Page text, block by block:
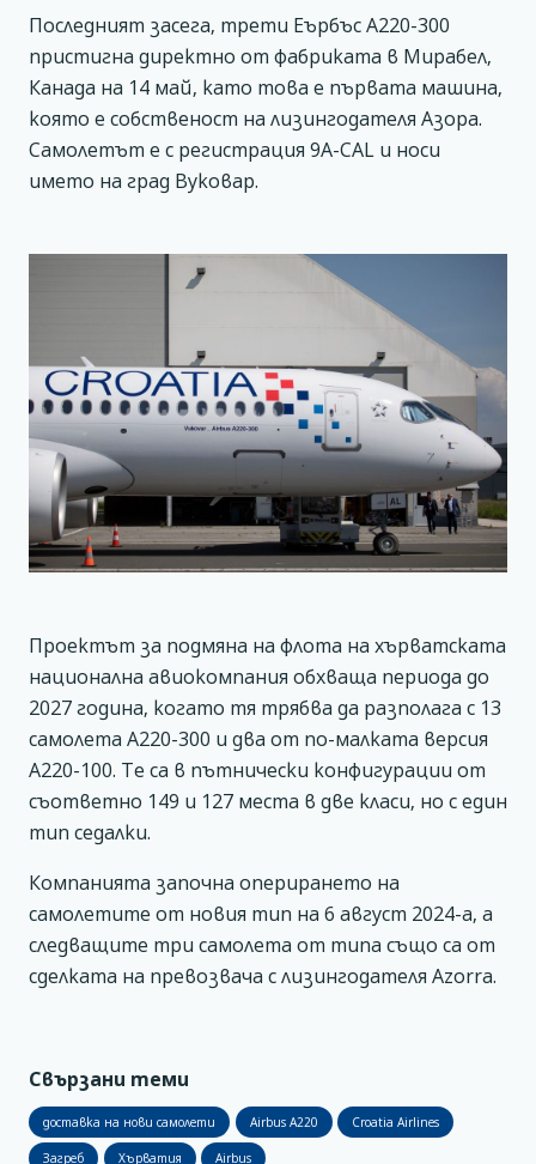
Последният засега, трети Еърбъс А220-300
пристигна директно от фабриката в Мирабел,
Канада на 14 май, като това е първата машина,
която е собственост на лизингодателя Азора.
Самолетът е с регистрация 9A-CAL и носи
името на град Вуковар.
Проектът за подмяна на флота на хърватската
национална авиокомпания обхваща периода до
2027 година, когато тя трябва да разполага с 13
самолета А220-300 и два от по-малката версия
А220-100. Те са в пътнически конфигурации от
съответно 149 и 127 места в две класи, но с един
тип седалки.
Компанията започна оперирането на
самолетите от новия тип на 6 август 2024-а, а
следващите три самолета от типа също са от
сделката на превозвача с лизингодателя Azorra.
Свързани теми
доставка на нови самолети Airbus A220 Croatia Airlines
Загреб Хърватия Airbus